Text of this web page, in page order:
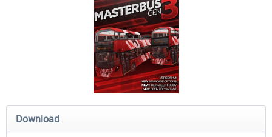
OMSI 2 Add-on Valiant Citybus 7700
Hybrid
OMSI 2 Add-on IVECO Bus
Download